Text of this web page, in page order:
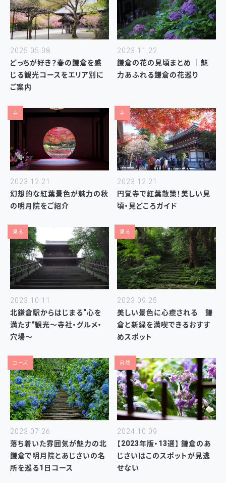
2025.05.08
どっちが好き？春の鎌倉を感
じる観光コースをエリア別に
ご案内
2023.11.22
鎌倉の花の見頃まとめ ｜魅
力あふれる鎌倉の花巡り
寺
2023.12.21
幻想的な紅葉景色が魅力の秋
の明月院をご紹介
寺
2023.12.21
円覚寺で紅葉散策！美しい見
頃・見どころガイド
見る
2023.10.11
北鎌倉駅からはじまる“心を
満たす”観光～寺社・グルメ・
穴場～
見る
2023.09.25
美しい景色に心癒される 鎌
倉と新緑を満喫できるおすす
めスポット
コース
2023.07.26
落ち着いた雰囲気が魅力の北
鎌倉で明月院とあじさいの名
所を巡る1日コース
自然
2024.10.09
【2023年版・13選】 鎌倉のあ
じさいはこのスポットが見逃
せない